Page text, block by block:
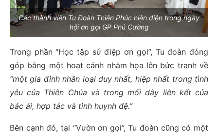
Các thành viên Tu Đoàn Thiên Phúc hiện diện trong ngày
hội ơn gọi GP Phú Cường
Trong phần “Học tập sứ điệp ơn gọi”, Tu đoàn đóng
góp bằng một hoạt cảnh nhằm họa lên bức tranh về
“một gia đình nhân loại duy nhất, hiệp nhất trong tình
yêu của Thiên Chúa và trong mối dây liên kết của
bác ái, hợp tác và tình huynh đệ.”
Bên cạnh đó, tại “Vườn ơn gọi”, Tu đoàn cũng có một